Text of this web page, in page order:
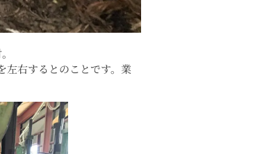
左右するとのことです。業